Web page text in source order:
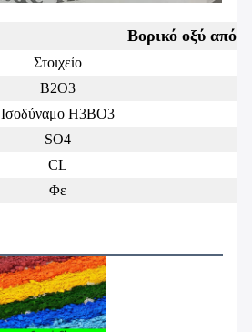
Βορικό οξύ από
Στοιχείο
B2O3
Ισοδύναμο H3BO3
SO4
CL
Φε